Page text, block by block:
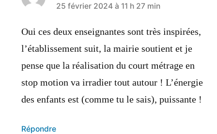
25 février 2024 à 11 h 27 min
Oui ces deux enseignantes sont très inspirées,
l’établissement suit, la mairie soutient et je
pense que la réalisation du court métrage en
stop motion va irradier tout autour ! L’énergie
des enfants est (comme tu le sais), puissante !
Répondre